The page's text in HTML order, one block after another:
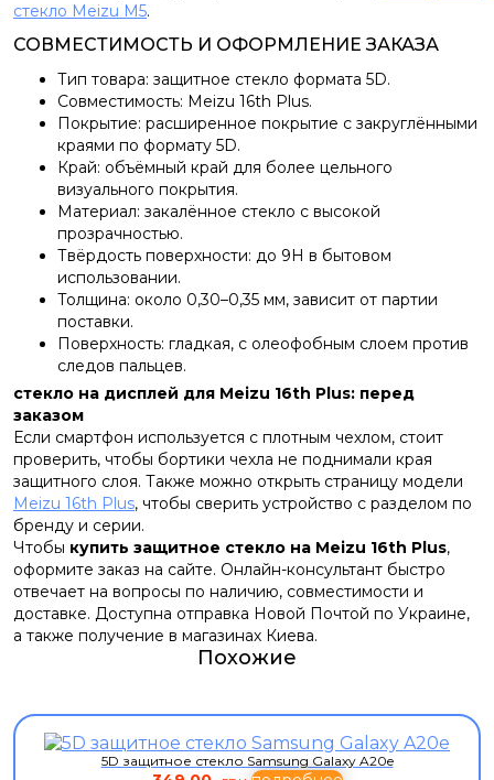
стекло Meizu M5.
СОВМЕСТИМОСТЬ И ОФОРМЛЕНИЕ ЗАКАЗА
Тип товара: защитное стекло формата 5D.
Совместимость: Meizu 16th Plus.
Покрытие: расширенное покрытие с закруглёнными
краями по формату 5D.
Край: объёмный край для более цельного
визуального покрытия.
Материал: закалённое стекло с высокой
прозрачностью.
Твёрдость поверхности: до 9H в бытовом
использовании.
Толщина: около 0,30–0,35 мм, зависит от партии
поставки.
Поверхность: гладкая, с олеофобным слоем против
следов пальцев.
стекло на дисплей для Meizu 16th Plus: перед
заказом
Если смартфон используется с плотным чехлом, стоит
проверить, чтобы бортики чехла не поднимали края
защитного слоя. Также можно открыть страницу модели
Meizu 16th Plus, чтобы сверить устройство с разделом по
бренду и серии.
Чтобы купить защитное стекло на Meizu 16th Plus,
оформите заказ на сайте. Онлайн-консультант быстро
отвечает на вопросы по наличию, совместимости и
доставке. Доступна отправка Новой Почтой по Украине,
а также получение в магазинах Киева.
Похожие
5D защитное стекло Samsung Galaxy A20e